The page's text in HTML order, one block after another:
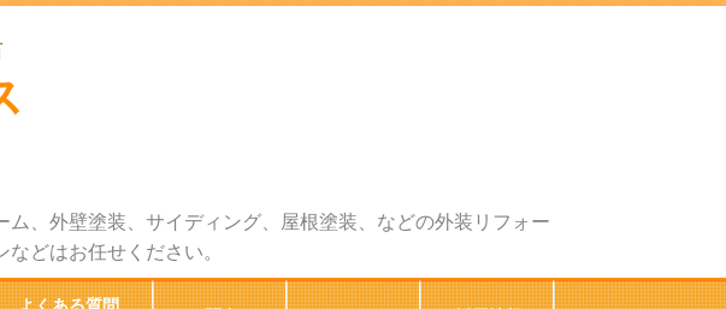
、外壁塗装、サイディング、屋根塗装、などの外装リフォー
どはお任せください。